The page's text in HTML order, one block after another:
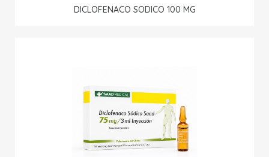
DICLOFENACO SODICO 100 MG